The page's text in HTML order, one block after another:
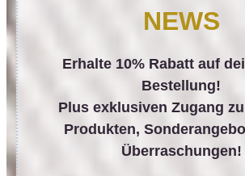
NEWS
Erhalte 10% Rabatt auf
Bestellung!
Plus exklusiven Zugang
Produkten,
Überraschungen!